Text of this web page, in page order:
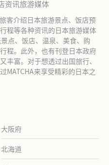
资讯旅游媒体
客介绍日本旅游景点、饭店预
程等各种资讯的日本旅游媒体
点、饭店、温泉、美食、购
程。此外，也有刊登日本政府
丰富。对于想透过出国旅行、
MATCHA来享受精彩的日本之
大阪府
北海道